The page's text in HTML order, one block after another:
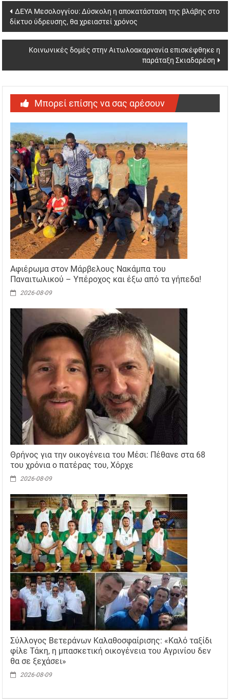
Post
navigation
ΔΕΥΑ Μεσολογγίου: Δύσκολη η αποκατάσταση της βλάβης στο
δίκτυο ύδρευσης, θα χρειαστεί χρόνος
Κοινωνικές δομές στην Αιτωλοακαρνανία επισκέφθηκε η
παράταξη Σκιαδαρέση
Μπορεί επίσης να σας αρέσουν
Αφιέρωμα στον Μάρβελους Νακάμπα του
Παναιτωλικού – Υπέροχος και έξω από τα γήπεδα!
2026-08-09
Θρήνος για την οικογένεια του Μέσι: Πέθανε στα 68
του χρόνια ο πατέρας του, Χόρχε
2026-08-09
Σύλλογος Βετεράνων Καλαθοσφαίρισης: «Καλό ταξίδι
φίλε Τάκη, η μπασκετική οικογένεια του Αγρινίου δεν
θα σε ξεχάσει»
2026-08-09